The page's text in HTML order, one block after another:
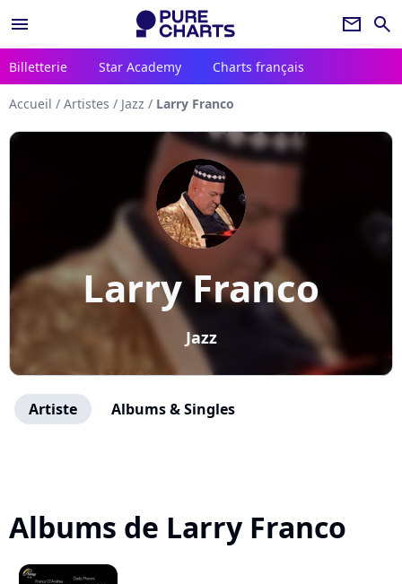
menu newsletter search
Billetterie Star Academy Charts français
Accueil / Artistes / Jazz / Larry Franco
Larry Franco
Jazz
Artiste Albums & Singles
Albums de Larry Franco